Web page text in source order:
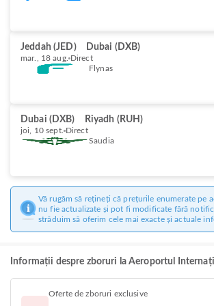
Jeddah (JED) Dubai (DXB)
mar., 18 aug. Direct
Flynas
Dubai (DXB) Riyadh (RUH)
joi, 10 sept. Direct
Saudia
Vă rugăm să rețineți că prețurile enumerate pe
nu fie actualizate și pot fi modificate fără
străduim să oferim cele mai exacte și actuale
Informații despre zboruri la Aeroportul
Oferte de zboruri exclusive